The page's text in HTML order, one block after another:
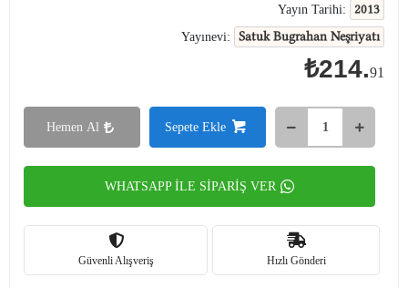
Yayın Tarihi: 2013
Yayınevi: Satuk Bugrahan Neşriyatı
₺214.91
Sepete Ekle
Hemen Al
WHATSAPP İLE SİPARİŞ VER
Hızlı Gönderi
Güvenli Alışveriş